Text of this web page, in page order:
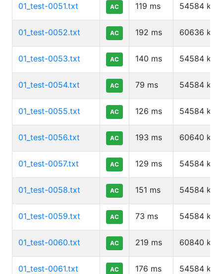
01_test-0051.txt AC 119 ms 54584 kb
01_test-0052.txt AC 192 ms 60636 kb
01_test-0053.txt AC 140 ms 54584 kb
01_test-0054.txt AC 79 ms 54584 kb
01_test-0055.txt AC 126 ms 54584 kb
01_test-0056.txt AC 193 ms 60640 kb
01_test-0057.txt AC 129 ms 54584 kb
01_test-0058.txt AC 151 ms 54584 kb
01_test-0059.txt AC 73 ms 54584 kb
01_test-0060.txt AC 219 ms 60840 kb
01_test-0061.txt AC 176 ms 54584 kb